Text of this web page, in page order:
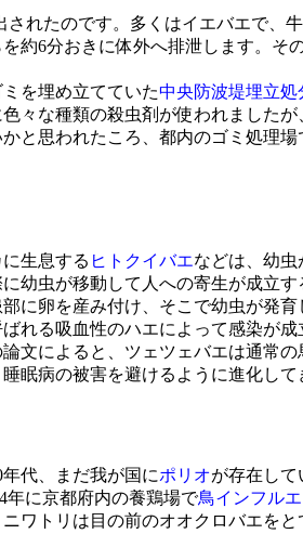
れたのです。多くはイエバエで、
約6分おきに体外へ排泄します。
を埋め立てていた中央防波堤埋立処
々な種類の殺虫剤が使われましたが
と思われたころ、都内のゴミ処理
生息する ヒトクイバエなどは、幼
幼虫が移動して人への寄生が成立
に卵を産み付け、そこで幼虫が発育
ばれる吸血性のハエによって感染が
文によると、ツェツェバエは通常
眠病の被害を避けるように進化して
代、まだ我が国にポリオが存在し
年に京都府内の養鶏場で鳥インフル
ワトリは目の前のオオクロバエを